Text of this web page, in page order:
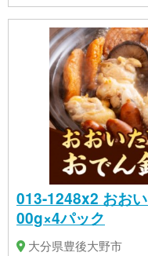
013-1248x2 おお
00g×4パック
大分県豊後大野市